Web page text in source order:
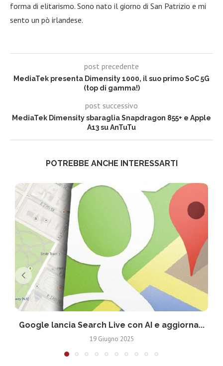
forma di elitarismo. Sono nato il giorno di San Patrizio e mi
sento un pò irlandese.
post precedente
MediaTek presenta Dimensity 1000, il suo primo SoC 5G
(top di gamma!)
post successivo
MediaTek Dimensity sbaraglia Snapdragon 855+ e Apple
A13 su AnTuTu
POTREBBE ANCHE INTERESSARTI
Google lancia Search Live con AI e aggiorna...
19 Giugno 2025